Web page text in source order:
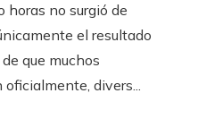
horas no surgió de
el resultado
que muchos
divers...